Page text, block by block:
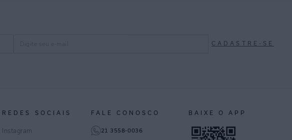
CADASTRE-SE
REDES SOCIAIS
Instagram
FALE CONOSCO
21 3558-0036
BAIXE O APP